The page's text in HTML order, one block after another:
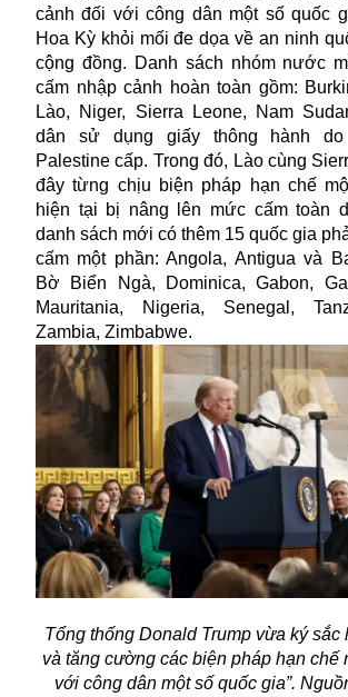
cảnh đối với công dân một số quốc
Hoa Kỳ khỏi mối đe dọa về an ninh
cộng đồng. Danh sách nhóm nước
cấm nhập cảnh hoàn toàn gồm:
Lào, Niger, Sierra Leone, Nam
dân sử dụng giấy thông hành do
Palestine cấp. Trong đó, Lào cùng
đây từng chịu biện pháp hạn chế
hiện tại bị nâng lên mức cấm toàn
danh sách mới có thêm 15 quốc gia
cấm một phần: Angola, Antigua và
Bờ Biển Ngà, Dominica, Gabon,
Mauritania, Nigeria, Senegal,
Zambia, Zimbabwe.
Tổng thống Donald Trump vừa ký sắc
và tăng cường các biện pháp hạn chế
với công dân một số quốc gia”.